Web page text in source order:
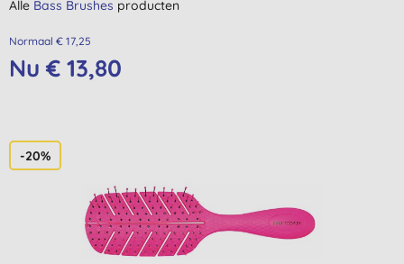
Alle Bass Brushes producten
Normaal € 17,25
Nu € 13,80
-20%